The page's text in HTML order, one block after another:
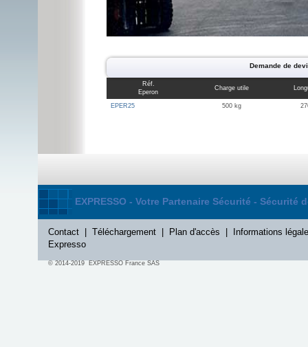
Demande de
Réf.
Eperon
Charge utile
EPER25 500 kg
EXPRESSO - Votre Partenaire Sécurité -
Contact Téléchargement Plan d'accès
Informations
Expresso
© 2014-2019 EXPRESSO France SAS